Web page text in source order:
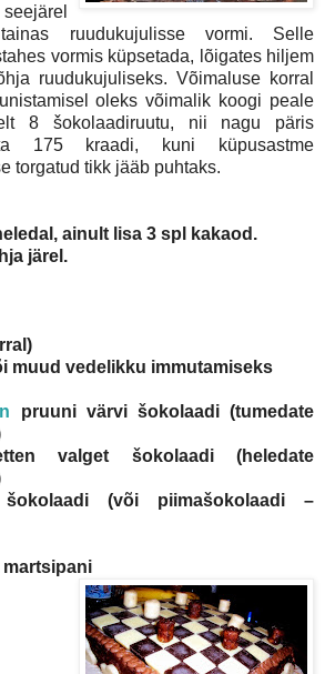
ruudukujulisse vormi. Selle
vormis küpsetada, lõigates hiljem
ruudukujuliseks. Võimaluse korral
oleks võimalik koogi peale
8 šokolaadiruutu, nii nagu päris
175 kraadi, kuni küpusastme
torgatud tikk jääb puhtaks.
ainult lisa 3 spl kakaod.
järel.
muud vedelikku immutamiseks
pruuni värvi šokolaadi (tumedate
valget šokolaadi (heledate
(või piimašokolaadi –
martsipani